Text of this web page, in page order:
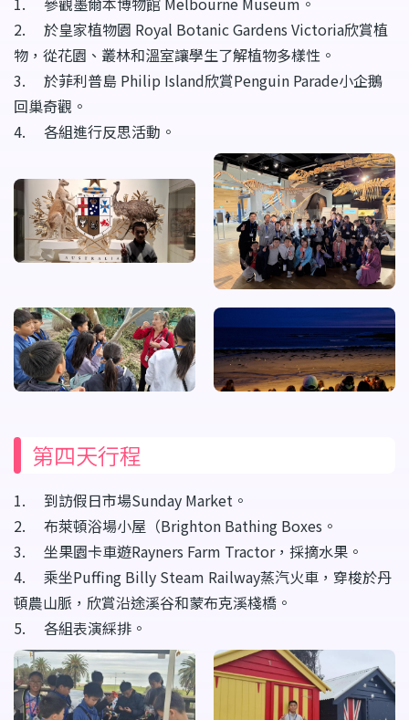
2. 於皇家植物園 Royal Botanic Gardens Victoria欣賞植
物，從花園、叢林和溫室讓學生了解植物多樣性。
3. 於菲利普島 Philip Island欣賞Penguin Parade小企鵝
回巢奇觀。
4. 各組進行反思活動。
第四天行程
1. 到訪假日市場Sunday Market。
2. 布萊頓浴場小屋（Brighton Bathing Boxes。
3. 坐果園卡車遊Rayners Farm Tractor，採摘水果。
4. 乘坐Puffing Billy Steam Railway蒸汽火車，穿梭於丹
頓農山脈，欣賞沿途溪谷和蒙布克溪棧橋。
5. 各組表演綵排。